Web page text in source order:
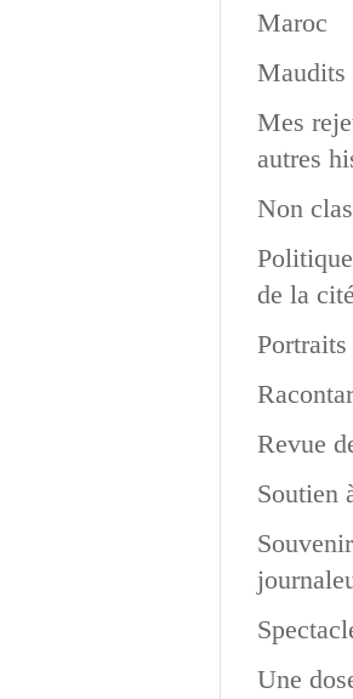
Maroc
Maudits
Mes
autres
Non
de la cité
Portraits
Revue
Soutien
Une